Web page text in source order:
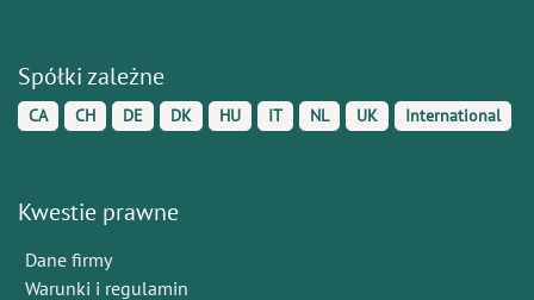
Spółki zależne
CA CH DE DK HU IT NL UK International
Kwestie prawne
Dane firmy
Warunki i regulamin